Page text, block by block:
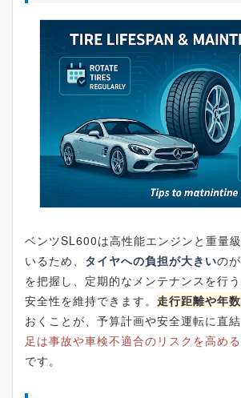
ベンツSL600は高性能エンジンと重量
いるため、 タイヤへの負担が大きいの
を把握し、定期的なメンテナンスを行
安全性を維持できます。 走行距離や年
おくことが、予算計画や安全運転に直結
足は事故や車検不適合のリスクを高める
です。